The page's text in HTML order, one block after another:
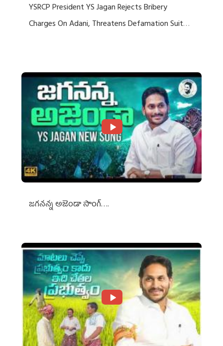
YSRCP President YS Jagan Rejects Bribery
Charges On Adani, Threatens Defamation Suit
జగనన్న అజెండా సాంగ్….